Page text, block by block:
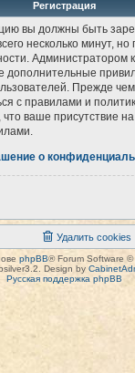
Регистрация
вы должны быть
несколько минут,
Администратором
дополнительные
Прежде
с правилами и
ваше присутствие
о
Удалить cookies
phpBB® Forum Software ©
Design by
Русская поддержка phpBB